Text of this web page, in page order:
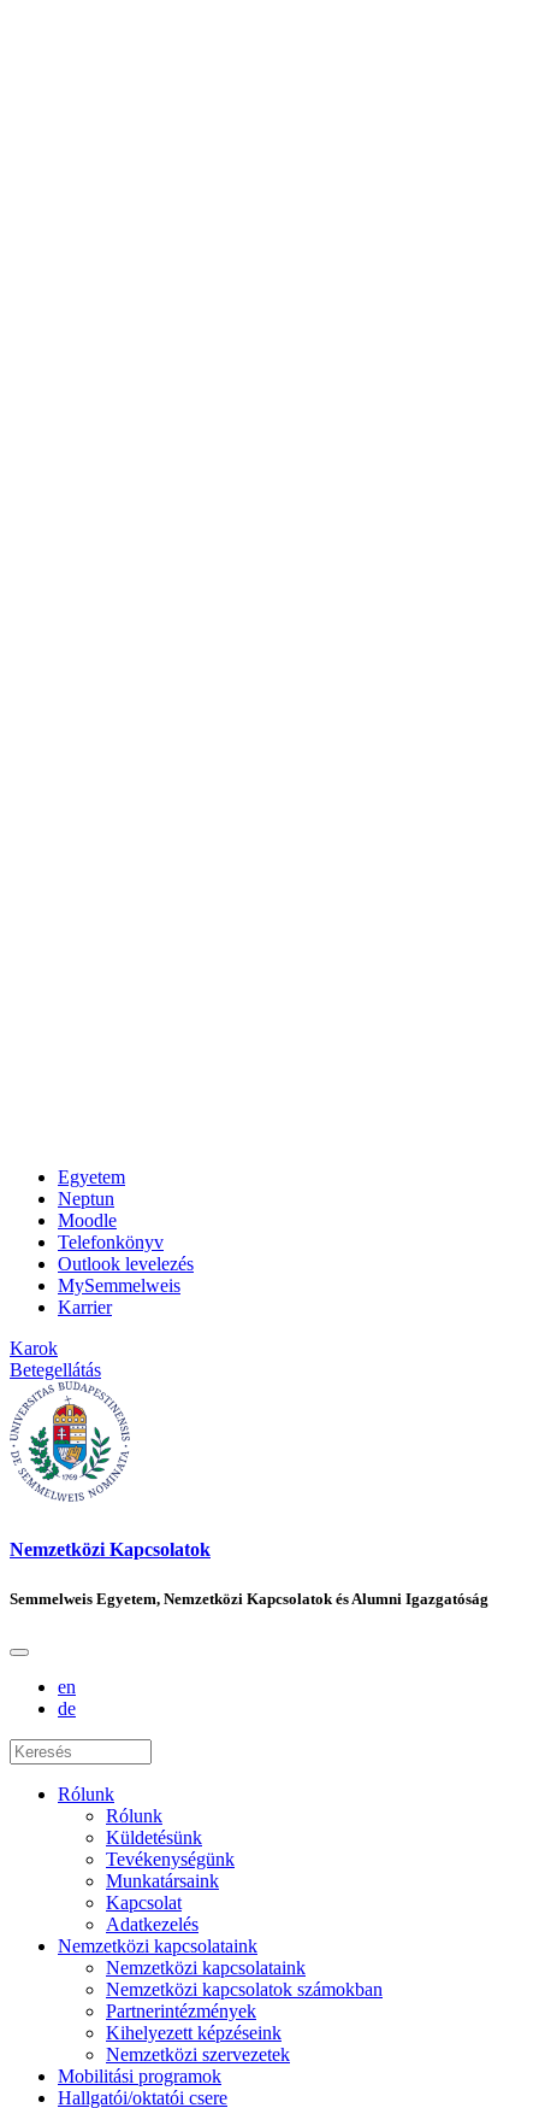
Egyetem
Neptun
Moodle
Telefonkönyv
Outlook levelezés
MySemmelweis
Karrier
Karok
Betegellátás
Nemzetközi Kapcsolatok
Semmelweis Egyetem, Nemzetközi Kapcsolatok és Alumni Igazgatóság
en
de
Rólunk
Rólunk
Küldetésünk
Tevékenységünk
Munkatársaink
Kapcsolat
Adatkezelés
Nemzetközi kapcsolataink
Nemzetközi kapcsolataink
Nemzetközi kapcsolatok számokban
Partnerintézmények
Kihelyezett képzéseink
Nemzetközi szervezetek
Mobilitási programok
Hallgatói/oktatói csere